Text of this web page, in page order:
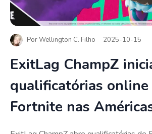
PorWellington C. Filho 2025-10-15
ExitLag ChampZ
qualificatórias online
Fortnite nas